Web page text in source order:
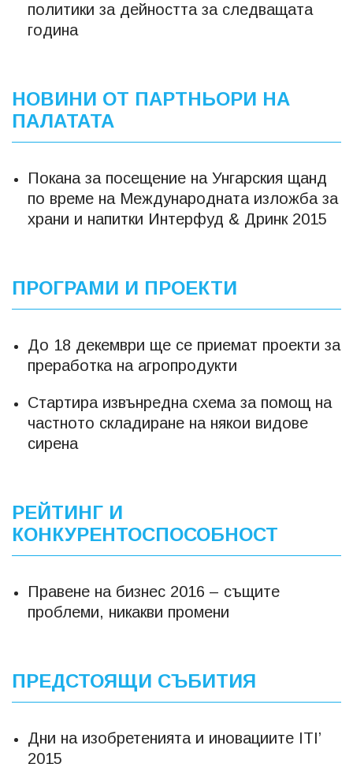
политики за дейността за следващата
година
НОВИНИ ОТ ПАРТНЬОРИ НА
ПАЛАТАТА
Покана за посещение на Унгарския щанд
по време на Международната изложба за
храни и напитки Интерфуд & Дринк 2015
ПРОГРАМИ И ПРОЕКТИ
До 18 декември ще се приемат проекти за
преработка на агропродукти
Стартира извънредна схема за помощ на
частното складиране на някои видове
сирена
РЕЙТИНГ И
КОНКУРЕНТОСПОСОБНОСТ
Правене на бизнес 2016 – същите
проблеми, никакви промени
ПРЕДСТОЯЩИ СЪБИТИЯ
Дни на изобретенията и иновациите ITI’
2015